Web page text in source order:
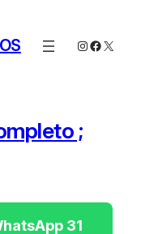
Instagram
X
;
31